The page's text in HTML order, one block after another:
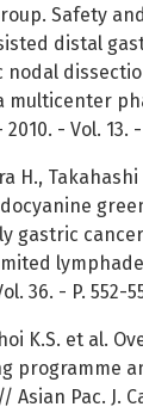
Safety
distal
multicenter
- Vol. 13.
H.,
gastric
36. - P. 552-
K.S. et al.
programme
Pac. J.